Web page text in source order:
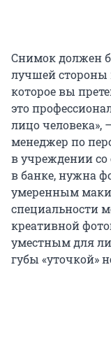
Снимок должен
лучшей стороны
которое вы
это
лицо человека»,
менеджер по
в учреждении со
в банке, нужна
умеренным
специальности
креативной
уместным для
губы «уточкой»